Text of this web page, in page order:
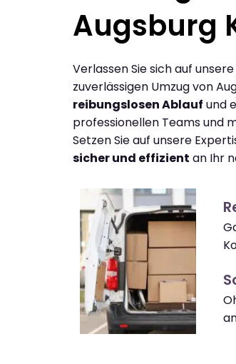
Augsburg
Verlassen Sie sich auf
zuverlässigen Umzug von
reibungslosen Ablauf und
professionellen Teams und
Setzen Sie auf unsere
sicher und effizient an Ihr